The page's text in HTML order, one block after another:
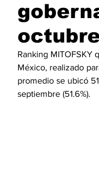
Ranking MITOFSKY
México, realizado
promedio se ubicó
septiembre (51.6%).